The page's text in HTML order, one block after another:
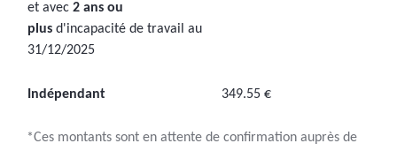
et avec 2 ans ou
plus d'incapacité de travail au
31/12/2025
Indépendant 349.55 €
*Ces montants sont en attente de confirmation auprès de